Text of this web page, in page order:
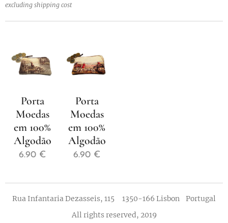
excluding shipping cost
Porta
Moedas
em 100%
Algodão
6.90 €
Porta
Moedas
em 100%
Algodão
6.90 €
Rua Infantaria Dezasseis, 115 1350-166 Lisbon Portugal
All rights reserved, 2019